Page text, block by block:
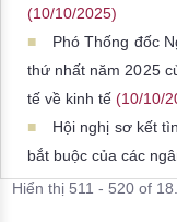
(10/10/2025)
Phó Thống đốc
thứ nhất năm 2025
tế về kinh tế (10/10/
Hội nghị sơ kết
bắt buộc của các
Hiển thị 511 - 520 of